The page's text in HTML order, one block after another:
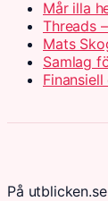
Mår illa
Threads
Mats
Samlag
På